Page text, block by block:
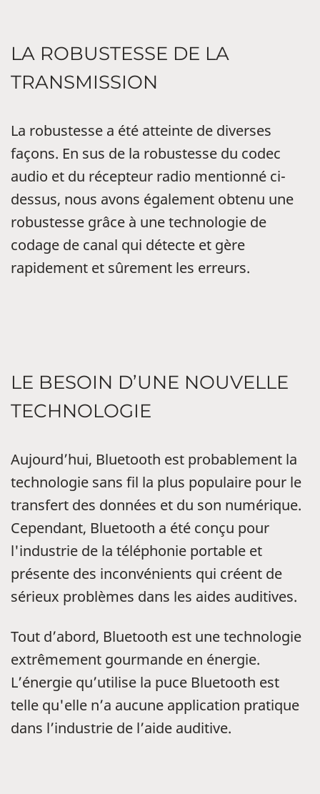
LA ROBUSTESSE DE LA
TRANSMISSION
La robustesse a été atteinte de diverses
façons. En sus de la robustesse du codec
audio et du récepteur radio mentionné ci-
dessus, nous avons également obtenu une
robustesse grâce à une technologie de
codage de canal qui détecte et gère
rapidement et sûrement les erreurs.
LE BESOIN D’UNE NOUVELLE
TECHNOLOGIE
Aujourd’hui, Bluetooth est probablement la
technologie sans fil la plus populaire pour le
transfert des données et du son numérique.
Cependant, Bluetooth a été conçu pour
l'industrie de la téléphonie portable et
présente des inconvénients qui créent de
sérieux problèmes dans les aides auditives.
Tout d’abord, Bluetooth est une technologie
extrêmement gourmande en énergie.
L’énergie qu’utilise la puce Bluetooth est
telle qu'elle n’a aucune application pratique
dans l’industrie de l’aide auditive.